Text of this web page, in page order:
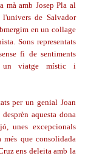
mà amb Josep Pla al
de Salvador
en un collage
Sons representats
fi de sentiments
un viatge místic i
per un genial Joan
aquesta dona
unes excepcionals
que consolidada
ens deleita amb la